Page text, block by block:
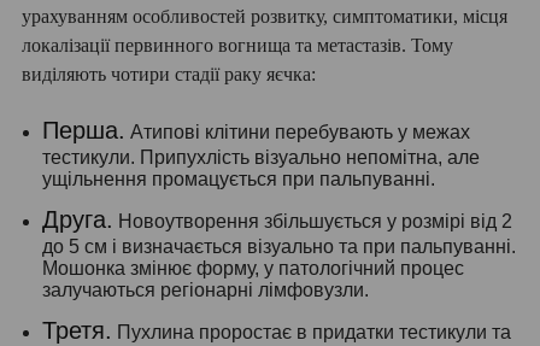
урахуванням особливостей розвитку, симптоматики, місця
локалізації первинного вогнища та метастазів. Тому
виділяють чотири стадії раку яєчка:
Перша. Атипові клітини перебувають у межах
тестикули. Припухлість візуально непомітна, але
ущільнення промацується при пальпуванні.
Друга. Новоутворення збільшується у розмірі від 2
до 5 см і визначається візуально та при пальпуванні.
Мошонка змінює форму, у патологічний процес
залучаються регіонарні лімфовузли.
Третя. Пухлина проростає в придатки тестикули та